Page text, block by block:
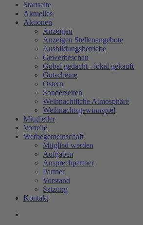
Startseite
Aktuelles
Aktionen
Anzeigen
Anzeigen Stellenangebote
Ausbildungsbetriebe
Gewerbeschau
Gobal gedacht - lokal gekauft
Gutscheine
Ostern
Sonderseiten
Weihnachtliche Atmosphäre
Weihnachtsgewinnspiel
Mitglieder
Vorteile
Werbegemeinschaft
Mitglied werden
Aufgaben
Ansprechpartner
Partner
Vorstand
Satzung
Kontakt